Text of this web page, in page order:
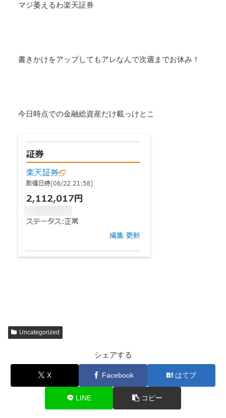
マジ萎えるわ楽天証券
書きかけをアップしてもアレなんで次週までお休み！
今日時点での金融総資産だけ載っけとこ
Uncategorized
シェアする
X Facebook はてブ
LINE コピー